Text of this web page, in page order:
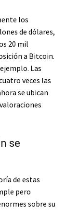
los
de dólares,
20 mil
a Bitcoin.
Las
veces las
se ubican
se
de estas
pero
sobre su